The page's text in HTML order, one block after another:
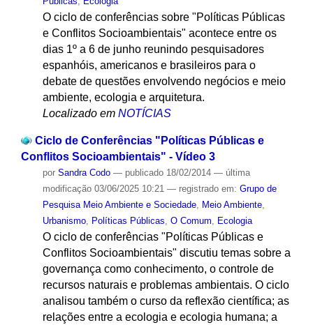
O ciclo de conferências sobre "Políticas Públicas
e Conflitos Socioambientais" acontece entre os
dias 1º a 6 de junho reunindo pesquisadores
espanhóis, americanos e brasileiros para o
debate de questões envolvendo negócios e meio
ambiente, ecologia e arquitetura.
Localizado em NOTÍCIAS
Ciclo de Conferências "Políticas Públicas e
Conflitos Socioambientais" - Vídeo 3
por Sandra Codo — publicado18/02/2014 — última
modificação03/06/2025 10:21 — registrado em: Grupo de
Pesquisa Meio Ambiente e Sociedade, Meio Ambiente,
Urbanismo, Políticas Públicas O Comum Ecologia
O ciclo de conferências "Políticas Públicas e
Conflitos Socioambientais" discutiu temas sobre a
governança como conhecimento, o controle de
recursos naturais e problemas ambientais. O ciclo
analisou também o curso da reflexão científica; as
relações entre a ecologia e ecologia humana; a